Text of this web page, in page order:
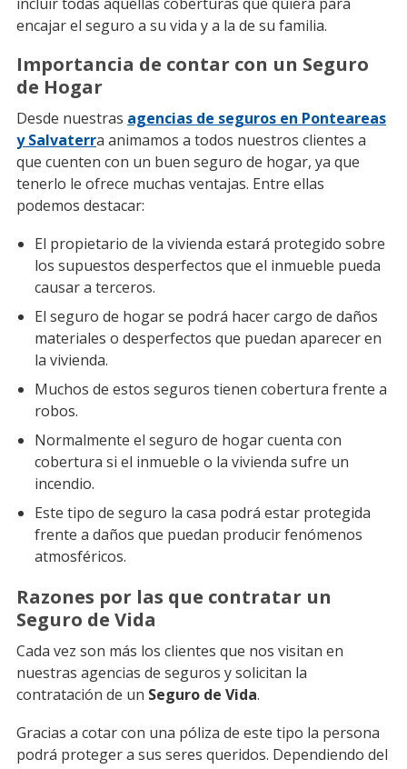
encajar el seguro a su vida y a la de su familia.
Importancia de contar con un Seguro
de Hogar
Desde nuestras agencias de seguros en Ponteareas
y Salvaterra animamos a todos nuestros clientes a
que cuenten con un buen seguro de hogar, ya que
tenerlo le ofrece muchas ventajas. Entre ellas
podemos destacar:
El propietario de la vivienda estará protegido sobre
los supuestos desperfectos que el inmueble pueda
causar a terceros.
El seguro de hogar se podrá hacer cargo de daños
materiales o desperfectos que puedan aparecer en
la vivienda.
Muchos de estos seguros tienen cobertura frente a
robos.
Normalmente el seguro de hogar cuenta con
cobertura si el inmueble o la vivienda sufre un
incendio.
Este tipo de seguro la casa podrá estar protegida
frente a daños que puedan producir fenómenos
atmosféricos.
Razones por las que contratar un
Seguro de Vida
Cada vez son más los clientes que nos visitan en
nuestras agencias de seguros y solicitan la
contratación de un Seguro de Vida.
Gracias a cotar con una póliza de este tipo la persona
podrá proteger a sus seres queridos. Dependiendo del